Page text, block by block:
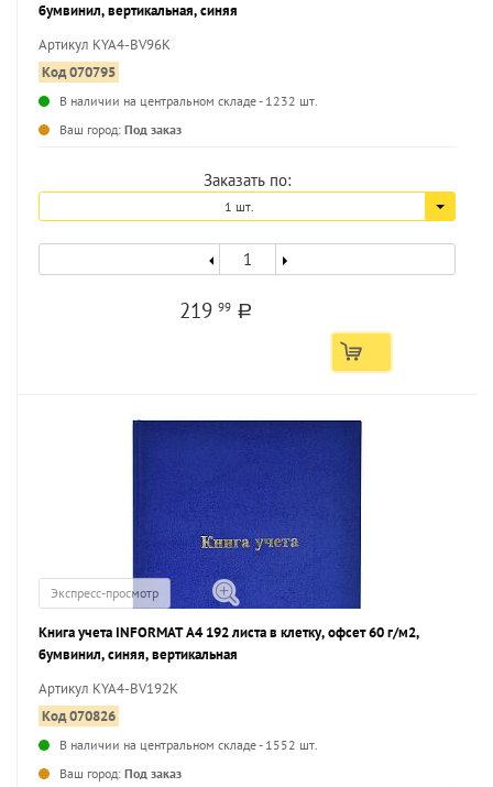
бумвинил, вертикальная, синяя
Артикул KYA4-BV96K
Код 070795
В наличии на центральном складе - 1232 шт.
Ваш город: Под заказ
Заказать по:
1 шт.
21999 a
Экспресс-просмотр
Книга учета INFORMAT А4 192 листа в клетку, офсет 60 г/м2,
бумвинил, синяя, вертикальная
Артикул KYA4-BV192K
Код 070826
В наличии на центральном складе - 1552 шт.
Ваш город: Под заказ